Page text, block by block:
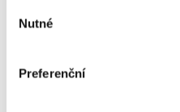
souhlasu
Nutné
Preferenční
Kurz Jógová
Učitel jógy
Trenér jógy 3. tř. -